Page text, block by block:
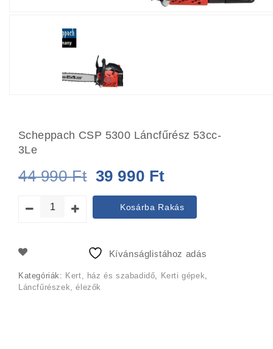
Scheppach CSP 5300 Láncfűrész 53cc-
3Le
44 990Ft Original
price
was:
44
39 990 Ft
price
is:
Kosárba Rakás
Kívánságlistához adás
Kategóriák: Kert, ház és szabadidő, Kerti gépek,
Láncfűrészek, élezők